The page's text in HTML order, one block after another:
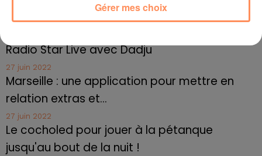
Radio Star Live avec Dadju
27 juin 2022
Marseille : une application pour mettre en
relation extras et...
27 juin 2022
Le cocholed pour jouer à la pétanque
jusqu'au bout de la nuit !
Gérer mes choix